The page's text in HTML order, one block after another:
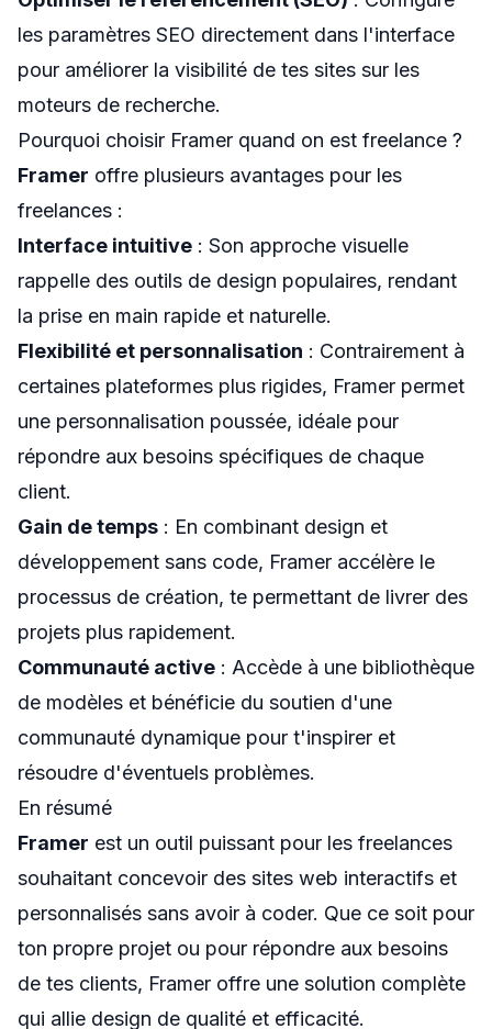
les paramètres SEO directement dans l'interface
pour améliorer la visibilité de tes sites sur les
moteurs de recherche.
Pourquoi choisir Framer quand on est freelance ?
Framer offre plusieurs avantages pour les
freelances :
Interface intuitive : Son approche visuelle
rappelle des outils de design populaires, rendant
la prise en main rapide et naturelle.
Flexibilité et personnalisation : Contrairement à
certaines plateformes plus rigides, Framer permet
une personnalisation poussée, idéale pour
répondre aux besoins spécifiques de chaque
client.
Gain de temps : En combinant design et
développement sans code, Framer accélère le
processus de création, te permettant de livrer des
projets plus rapidement.
Communauté active : Accède à une bibliothèque
de modèles et bénéficie du soutien d'une
communauté dynamique pour t'inspirer et
résoudre d'éventuels problèmes.
En résumé
Framer est un outil puissant pour les freelances
souhaitant concevoir des sites web interactifs et
personnalisés sans avoir à coder. Que ce soit pour
ton propre projet ou pour répondre aux besoins
de tes clients, Framer offre une solution complète
qui allie design de qualité et efficacité.